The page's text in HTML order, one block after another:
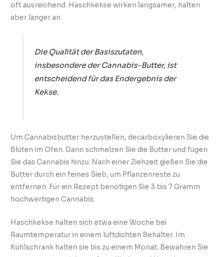
oft ausreichend. Haschkekse wirken langsamer, halten
aber länger an.
Die Qualität der Basiszutaten,
insbesondere der Cannabis-Butter, ist
entscheidend für das Endergebnis der
Kekse.
Um Cannabisbutter herzustellen, decarboxylieren Sie die
Blüten im Ofen. Dann schmelzen Sie die Butter und fügen
Sie das Cannabis hinzu. Nach einer Ziehzeit gießen Sie die
Butter durch ein feines Sieb, um Pflanzenreste zu
entfernen. Für ein Rezept benötigen Sie 3 bis 7 Gramm
hochwertigen Cannabis.
Haschkekse halten sich etwa eine Woche bei
Raumtemperatur in einem luftdichten Behälter. Im
Kühlschrank halten sie bis zu einem Monat. Bewahren Sie